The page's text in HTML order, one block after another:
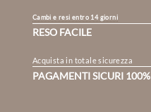
Cambi e resi entro 14 giorni
RESO FACILE
Acquista in totale sicurezza
PAGAMENTI SICURI 100%